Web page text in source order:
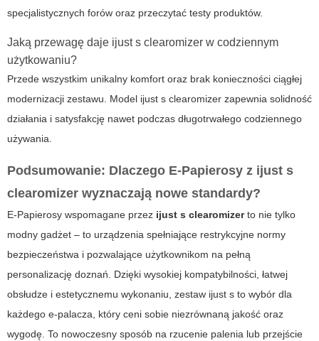
specjalistycznych forów oraz przeczytać testy produktów.
Jaką przewagę daje ijust s clearomizer w codziennym
użytkowaniu?
Przede wszystkim unikalny komfort oraz brak konieczności ciągłej
modernizacji zestawu. Model ijust s clearomizer zapewnia solidność
działania i satysfakcję nawet podczas długotrwałego codziennego
używania.
Podsumowanie: Dlaczego E-Papierosy z ijust s
clearomizer wyznaczają nowe standardy?
E-Papierosy wspomagane przez ijust s clearomizerto nie tylko
modny gadżet – to urządzenia spełniające restrykcyjne normy
bezpieczeństwa i pozwalające użytkownikom na pełną
personalizację doznań. Dzięki wysokiej kompatybilności, łatwej
obsłudze i estetycznemu wykonaniu, zestaw ijust s to wybór dla
każdego e-palacza, który ceni sobie niezrównaną jakość oraz
wygodę. To nowoczesny sposób na rzucenie palenia lub przejście